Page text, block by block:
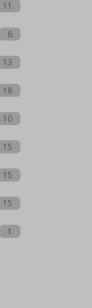
11
6
13
18
10
15
15
15
1